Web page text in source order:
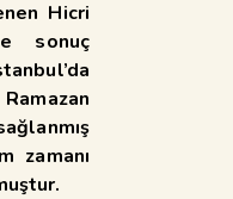
Hicri
sonuç
zamanı